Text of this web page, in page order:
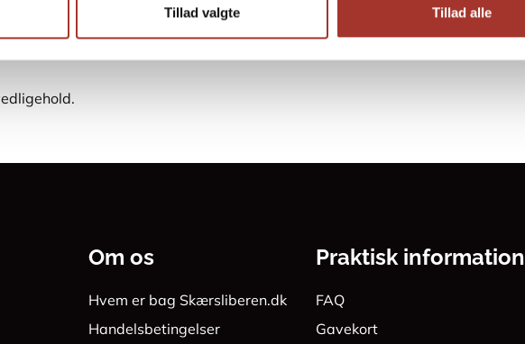
Tillad valgte Tillad alle
vores guide tilhvordan man sliber en kniv
Om os
Hvem er bag Skærsliberen.dk
Handelsbetingelser
Praktisk information
FAQ
Gavekort